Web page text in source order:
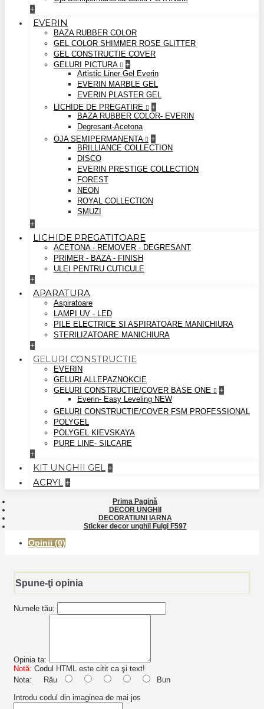
+
EVERIN
BAZA RUBBER COLOR
GEL COLOR SHIMMER ROSE GLITTER
GEL CONSTRUCTIE COVER
GELURI PICTURA
+
Artistic Liner Gel Everin
EVERIN MARBLE GEL
EVERIN PLASTER GEL
LICHIDE DE PREGATIRE
+
BAZA RUBBER COLOR- EVERIN
Degresant-Acetona
OJA SEMIPERMANENTA
+
BRILLIANCE COLLECTION
DISCO
EVERIN PRESTIGE COLLECTION
FOREST
NEON
ROYAL COLLECTION
SMUZI
+
LICHIDE PREGATITOARE
ACETONA - REMOVER - DEGRESANT
PRIMER - BAZA - FINISH
ULEI PENTRU CUTICULE
+
APARATURA
Aspiratoare
LAMPI UV - LED
PILE ELECTRICE SI ASPIRATOARE MANICHIURA
STERILIZATOARE MANICHIURA
+
GELURI CONSTRUCTIE
EVERIN
GELURI ALLEPAZNOKCIE
GELURI CONSTRUCTIE/COVER BASE ONE
+
Everin- Easy Leveling NEW
GELURI CONSTRUCTIE/COVER FSM PROFESSIONAL
POLYGEL
POLYGEL KIEVSKAYA
PURE LINE- SILCARE
+
KIT UNGHII GEL +
ACRYL +
Prima Pagină
DECOR UNGHII
DECORATIUNI IARNA
Sticker decor unghii Fulgi F597
Opinii (0)
Spune-ţi opinia
Numele tău:
Opinia ta:
Notă: Codul HTML este citit ca şi text!
Nota: Rău
Bun
Introdu codul din imaginea de mai jos